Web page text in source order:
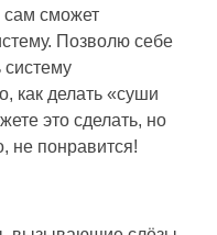
сам сможет
Позволю себе
систему
как делать «суши
это сделать, но
не понравится!